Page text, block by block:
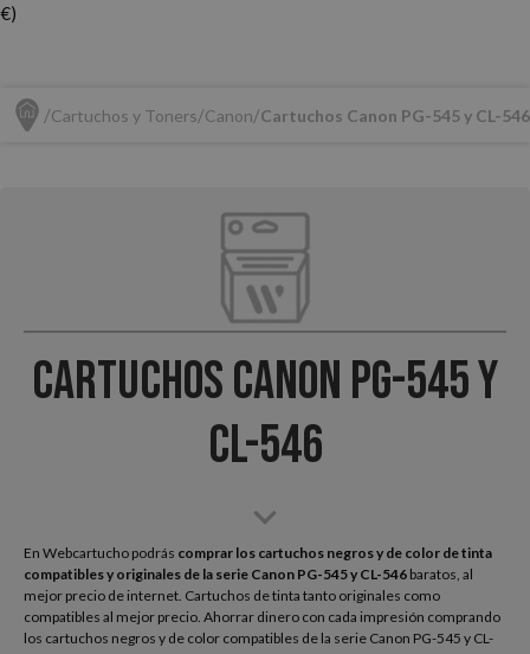
€)
Cartuchos y Toners Canon Cartuchos Canon PG-545 y CL-546
Cartuchos Canon PG-545 y
CL-546
En Webcartucho podrás comprar los cartuchos negros y de color de tinta
compatibles y originales de la serie Canon PG-545 y CL-546 baratos, al
mejor precio de internet. Cartuchos de tinta tanto originales como
compatibles al mejor precio. Ahorrar dinero con cada impresión comprando
los cartuchos negros y de color compatibles de la serie Canon PG-545 y CL-